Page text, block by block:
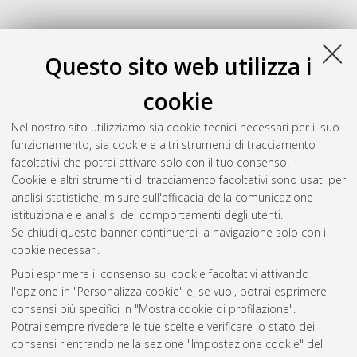
Questo sito web utilizza i
cookie
Nel nostro sito utilizziamo sia cookie tecnici necessari per il suo
funzionamento, sia cookie e altri strumenti di tracciamento
facoltativi che potrai attivare solo con il tuo consenso.
Cookie e altri strumenti di tracciamento facoltativi sono usati per
analisi statistiche, misure sull'efficacia della comunicazione
istituzionale e analisi dei comportamenti degli utenti.
Se chiudi questo banner continuerai la navigazione solo con i
cookie necessari.
Puoi esprimere il consenso sui cookie facoltativi attivando
l'opzione in "Personalizza cookie" e, se vuoi, potrai esprimere
consensi più specifici in "Mostra cookie di profilazione".
Potrai sempre rivedere le tue scelte e verificare lo stato dei
consensi rientrando nella sezione "Impostazione cookie" del
Gestione del documento:
Atom
Rss 1.0
Rss 2.0